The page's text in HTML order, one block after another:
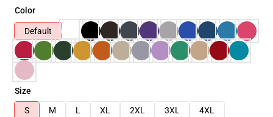
Color
Default
Size
S
M L XL 2XL 3XL
4XL